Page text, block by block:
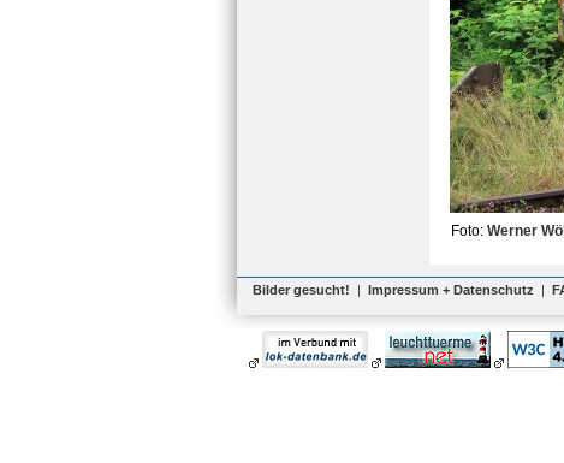
Foto: Werner
Bilder gesucht! | Impressum + Datenschutz |